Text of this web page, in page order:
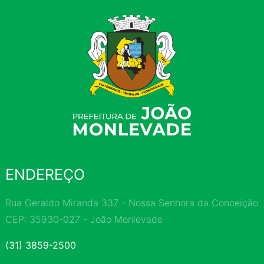
ENDEREÇO
Rua Geraldo Miranda 337 - Nossa Senhora da Conceição
CEP: 35930-027 - João Monlevade
(31) 3859-2500